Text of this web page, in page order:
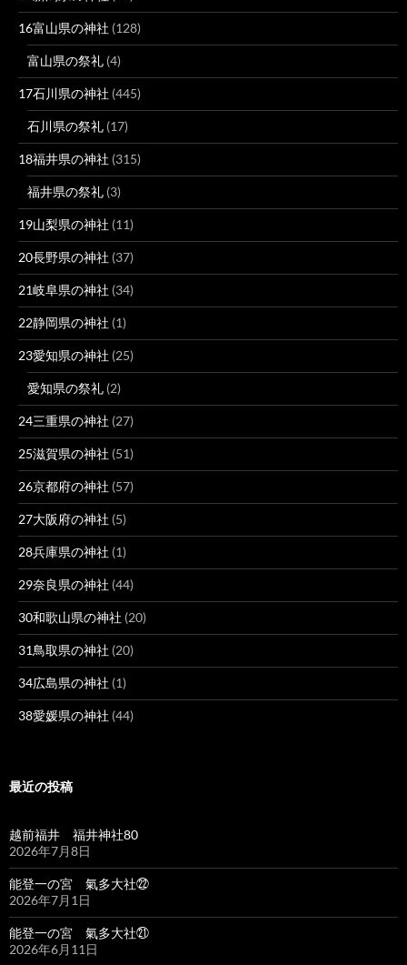
16富山県の神社 (128)
富山県の祭礼 (4)
17石川県の神社 (445)
石川県の祭礼 (17)
18福井県の神社 (315)
福井県の祭礼 (3)
19山梨県の神社 (11)
20長野県の神社 (37)
21岐阜県の神社 (34)
22静岡県の神社 (1)
23愛知県の神社 (25)
愛知県の祭礼 (2)
24三重県の神社 (27)
25滋賀県の神社 (51)
26京都府の神社 (57)
27大阪府の神社 (5)
28兵庫県の神社 (1)
29奈良県の神社 (44)
30和歌山県の神社 (20)
31鳥取県の神社 (20)
34広島県の神社 (1)
38愛媛県の神社 (44)
最近の投稿
越前福井 福井神社80
2026年7月8日
能登一の宮 氣多大社㉒
2026年7月1日
能登一の宮 氣多大社㉑
2026年6月11日